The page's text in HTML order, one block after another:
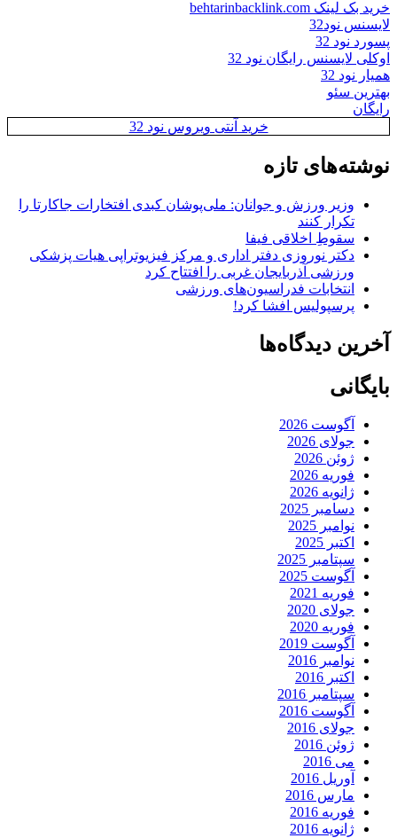
خرید بک لینک behtarinbacklink.com
لایسنس نود32
پسورد نود 32
اوکلی لایسنس رایگان نود 32
همیار نود 32
بهترین سئو
رایگان
خرید آنتی ویروس نود 32
نوشته‌های تازه
وزیر ورزش و جوانان: ملی‌پوشان کبدی افتخارات جاکارتا را
تکرار کنند
سقوطِ اخلاقی فیفا
دکتر نوروزی دفتر اداری و مرکز فیزیوتراپی هیات پزشکی
ورزشی آذربایجان غربی را افتتاح کرد
انتخابات فدراسیون‌های ورزشی
پرسپولیس افشا کرد!
آخرین دیدگاه‌ها
بایگانی
آگوست 2026
جولای 2026
ژوئن 2026
فوریه 2026
ژانویه 2026
دسامبر 2025
نوامبر 2025
اکتبر 2025
سپتامبر 2025
آگوست 2025
فوریه 2021
جولای 2020
فوریه 2020
آگوست 2019
نوامبر 2016
اکتبر 2016
سپتامبر 2016
آگوست 2016
جولای 2016
ژوئن 2016
می 2016
آوریل 2016
مارس 2016
فوریه 2016
ژانویه 2016